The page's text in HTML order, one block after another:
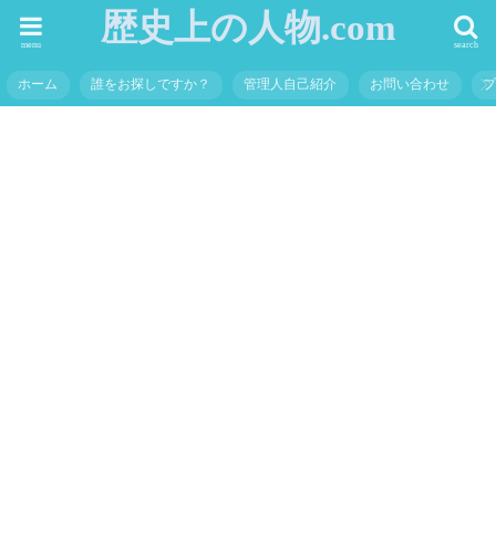
歴史上の人物.com search
menu
ホーム 誰をお探しですか？ 管理人自己紹介 お問い合わせ